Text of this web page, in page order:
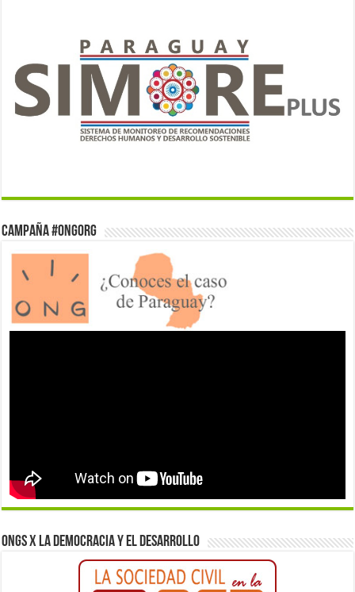
Campaña #ONGorg
ONGs x la democracia y el desarrollo